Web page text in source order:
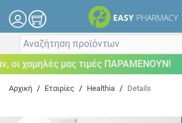
EASY PHARMACY
χαμηλές μας τιμές ΠΑΡΑΜΕΝΟΥΝ!
Αρχική / Εταιρίες / Healthia / Details